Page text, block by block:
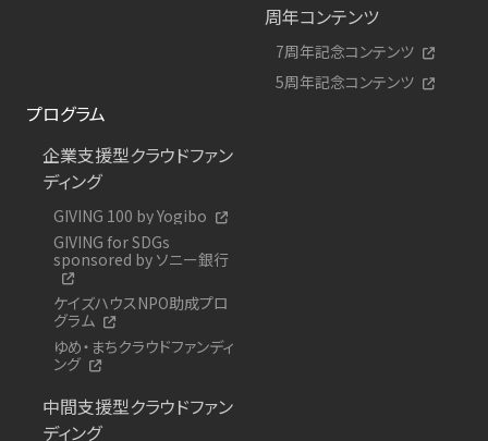
周年コンテンツ
7周年記念コンテンツ
5周年記念コンテンツ
プログラム
企業支援型クラウドファン
ディング
GIVING 100 by Yogibo
GIVING for SDGs
sponsored by ソニー銀行
ケイズハウスNPO助成プロ
グラム
ゆめ・まちクラウドファンディ
ング
中間支援型クラウドファン
ディング